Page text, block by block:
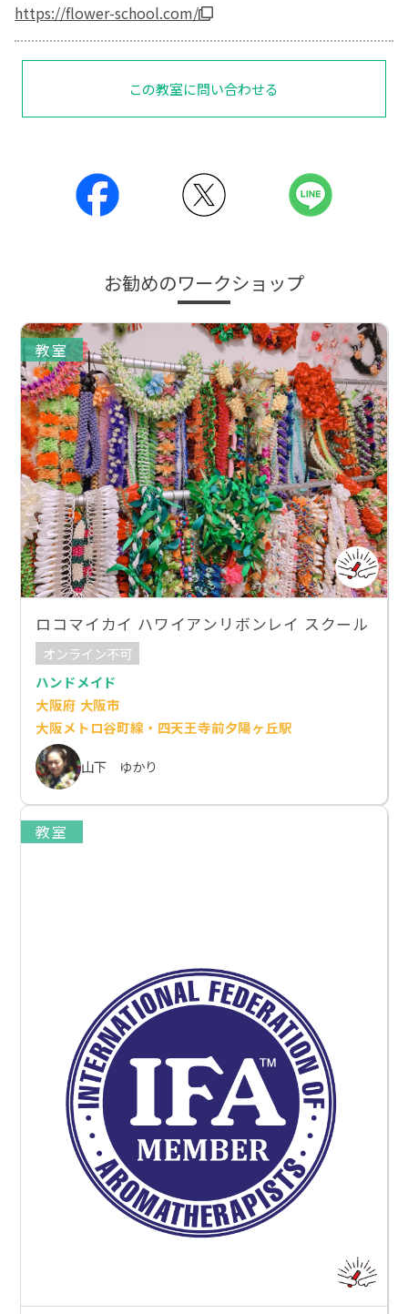
https://flower-school.com/
この教室に問い合わせる
お勧めのワークショップ
教室
ロコマイカイ ハワイアンリボンレイ スクール
オンライン不可
ハンドメイド
大阪府 大阪市
大阪メトロ谷町線・四天王寺前夕陽ヶ丘駅
山下 ゆかり
教室